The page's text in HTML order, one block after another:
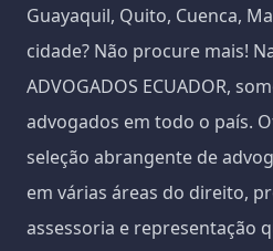
Guayaquil, Quito, Cuenca,
cidade? Não procure mais!
ADVOGADOS ECUADOR,
advogados em todo o país.
seleção abrangente de
em várias áreas do direito,
assessoria e representação